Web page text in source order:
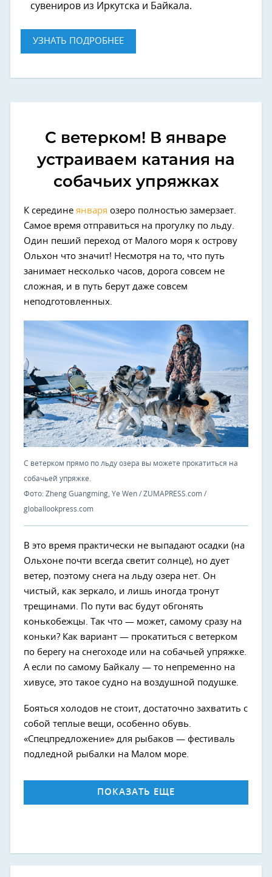
сувениров из Иркутска и Байкала.
УЗНАТЬ ПОДРОБНЕЕ
С ветерком! В январе
устраиваем катания на
собачьих упряжках
К середине января озеро полностью замерзает.
Самое время отправиться на прогулку по льду.
Один пеший переход от Малого моря к острову
Ольхон что значит! Несмотря на то, что путь
занимает несколько часов, дорога совсем не
сложная, и в путь берут даже совсем
неподготовленных.
С ветерком прямо по льду озера вы можете прокатиться на
собачьей упряжке.
Фото: Zheng Guangming, Ye Wen / ZUMAPRESS.com /
globallookpress.com
В это время практически не выпадают осадки (на
Ольхоне почти всегда светит солнце), но дует
ветер, поэтому снега на льду озера нет. Он
чистый, как зеркало, и лишь иногда тронут
трещинами. По пути вас будут обгонять
конькобежцы. Так что — может, самому сразу на
коньки? Как вариант — прокатиться с ветерком
по берегу на снегоходе или на собачьей упряжке.
А если по самому Байкалу — то непременно на
хивусе, это такое судно на воздушной подушке.
Бояться холодов не стоит, достаточно захватить с
собой теплые вещи, особенно обувь.
«Спецпредложение» для рыбаков — фестиваль
подледной рыбалки на Малом море.
ПОКАЗАТЬ ЕЩЕ